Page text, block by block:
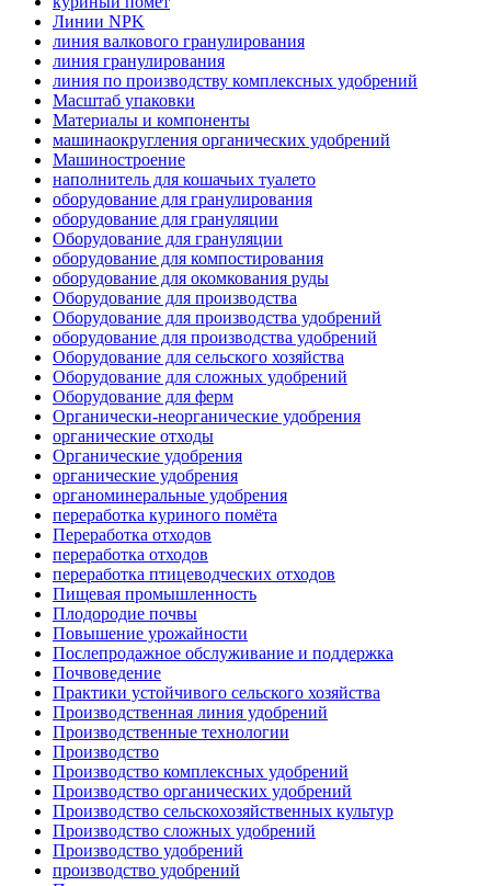
Линии NPK
линия валкового гранулирования
линия гранулирования
линия по производству комплексных удобрений
Масштаб упаковки
Материалы и компоненты
машинаокругления органических удобрений
Машиностроение
наполнитель для кошачьих туалето
оборудование для гранулирования
оборудование для грануляции
Оборудование для грануляции
оборудование для компостирования
оборудование для окомкования руды
Оборудование для производства
Оборудование для производства удобрений
оборудование для производства удобрений
Оборудование для сельского хозяйства
Оборудование для сложных удобрений
Оборудование для ферм
Органически-неорганические удобрения
органические отходы
Органические удобрения
органические удобрения
органоминеральные удобрения
переработка куриного помёта
Переработка отходов
переработка отходов
переработка птицеводческих отходов
Пищевая промышленность
Плодородие почвы
Повышение урожайности
Послепродажное обслуживание и поддержка
Почвоведение
Практики устойчивого сельского хозяйства
Производственная линия удобрений
Производственные технологии
Производство
Производство комплексных удобрений
Производство органических удобрений
Производство сельскохозяйственных культур
Производство сложных удобрений
Производство удобрений
производство удобрений